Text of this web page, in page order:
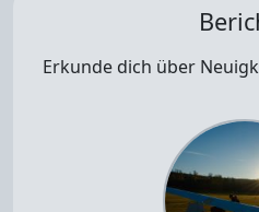
Erkunde dich über